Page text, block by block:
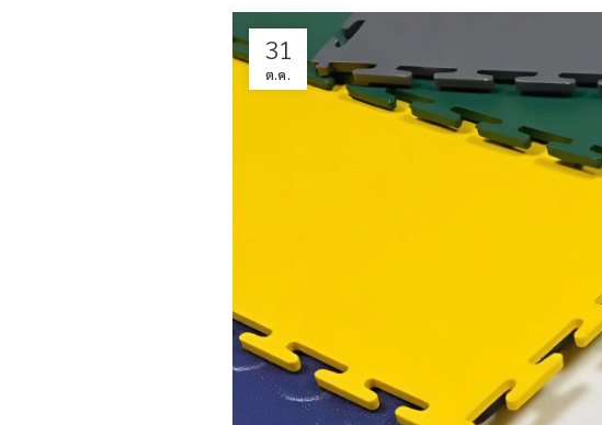
31
ต.ค.